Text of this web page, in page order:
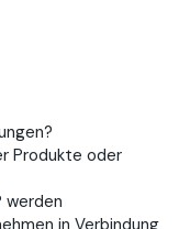
Produkte oder
werden
in Verbindung